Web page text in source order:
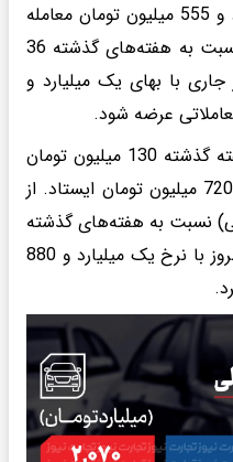
گذاشت تا امروز با نرخ 2 میلیارد و 555 میلیون تومان معامله
شود. از سوی دیگر، اطلس GL نسبت به هفته‌های گذشته 36
با بهای یک میلیارد و
تارا اتوماتیک V4 نسبت به 2 هفته گذشته 130 میلیون تومان
گران شد و روی قله 2 میلیارد و 720 میلیون تومان ایستاد. از
دنده‌ای (برقی) نسبت به هفته‌های گذشته
120 میلیون تومان ارزان شد تا امروز با نرخ یک میلیارد و 880